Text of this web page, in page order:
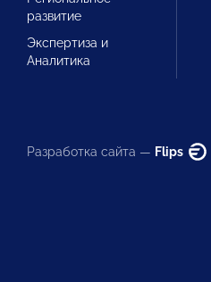
развитие
Экспертиза и
Аналитика
Разработка сайта — Flips